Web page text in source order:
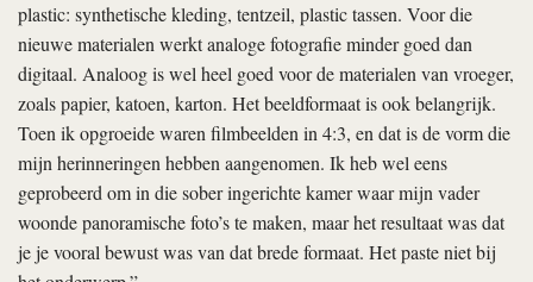
plastic: synthetische kleding, tentzeil, plastic tassen. Voor die
nieuwe materialen werkt analoge fotografie minder goed dan
digitaal. Analoog is wel heel goed voor de materialen van vroeger,
zoals papier, katoen, karton. Het beeldformaat is ook belangrijk.
Toen ik opgroeide waren filmbeelden in 4:3, en dat is de vorm die
mijn herinneringen hebben aangenomen. Ik heb wel eens
geprobeerd om in die sober ingerichte kamer waar mijn vader
woonde panoramische foto’s te maken, maar het resultaat was dat
je je vooral bewust was van dat brede formaat. Het paste niet bij